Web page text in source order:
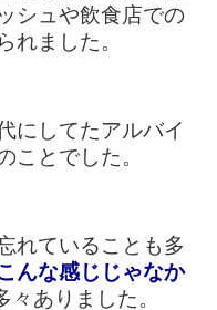
シュや飲食店での
れました。
にしてたアルバイ
ことでした 。
れていることも多
んな感じじゃなか
々ありました。